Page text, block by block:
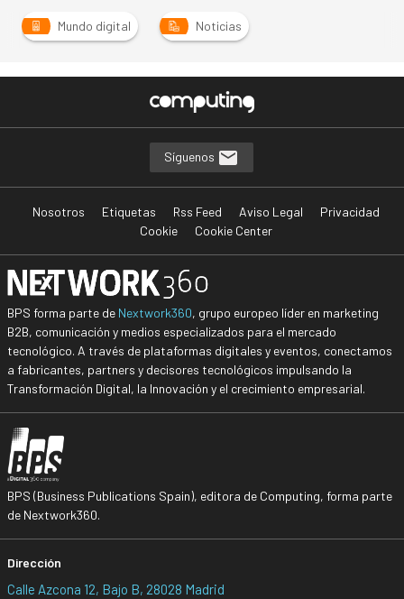
Mundo digital Noticias
Síguenos
Nosotros Etiquetas Rss Feed Aviso Legal
Privacidad
Cookie
Cookie Center
BPS forma parte de Nextwork360, grupo europeo líder en marketing
B2B, comunicación y medios especializados para el mercado
tecnológico. A través de plataformas digitales y eventos, conectamos
a fabricantes, partners y decisores tecnológicos impulsando la
Transformación Digital, la Innovación y el crecimiento empresarial.
BPS (Business Publications Spain), editora de Computing, forma parte
de Nextwork360.
Dirección
Calle Azcona 12, Bajo B, 28028 Madrid